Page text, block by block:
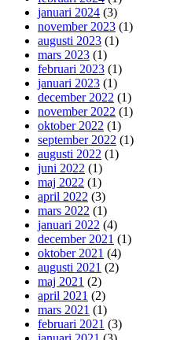
januari 2024 (3)
november 2023 (1)
augusti 2023 (1)
mars 2023 (1)
februari 2023 (1)
januari 2023 (1)
december 2022 (1)
november 2022 (1)
oktober 2022 (1)
september 2022 (1)
augusti 2022 (1)
juni 2022 (1)
maj 2022 (1)
april 2022 (3)
mars 2022 (1)
januari 2022 (4)
december 2021 (1)
oktober 2021 (4)
augusti 2021 (2)
maj 2021 (2)
april 2021 (2)
mars 2021 (1)
februari 2021 (3)